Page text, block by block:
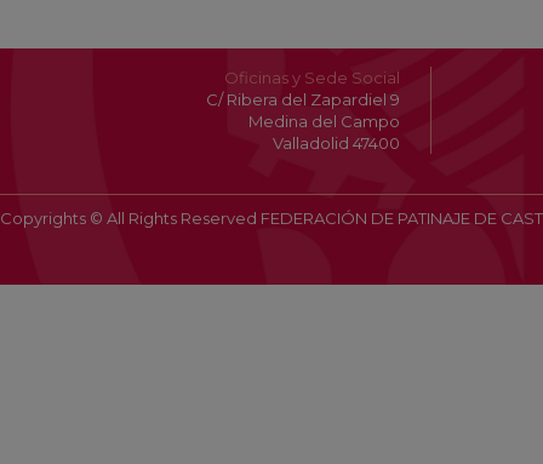
Oficinas y Sede Social
C/ Ribera del Zapardiel 9
Medina del Campo
Valladolid 47400
Copyrights © All Rights Reserved FEDERACIÓN DE PATINAJE DE